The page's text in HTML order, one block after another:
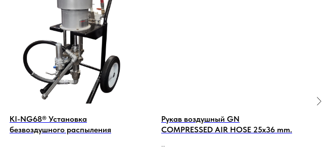
KI-NG68® Установка
безвоздушного распыления
Рукав воздушный GN
COMPRESSED AIR HOSE 25x36 mm.